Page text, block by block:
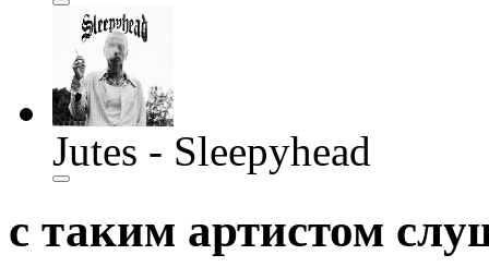
Jutes - Sleepyhead
с таким артистом